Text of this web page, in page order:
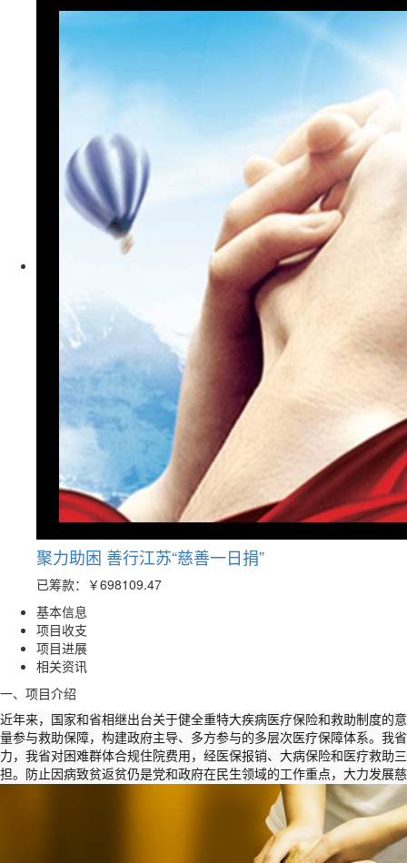
聚力助困 善行江苏“慈善一日捐”
已筹款： ￥698109.47
基本信息
项目收支
项目进展
相关资讯
一、项目介绍
近年来，国家和省相继出台关于健全重特大疾病医疗保险和救助制度的
量参与救助保障，构建政府主导、多方参与的多层次医疗保障体系。我
力，我省对困难群体合规住院费用，经医保报销、大病保险和医疗救助
担。防止因病致贫返贫仍是党和政府在民生领域的工作重点，大力发展